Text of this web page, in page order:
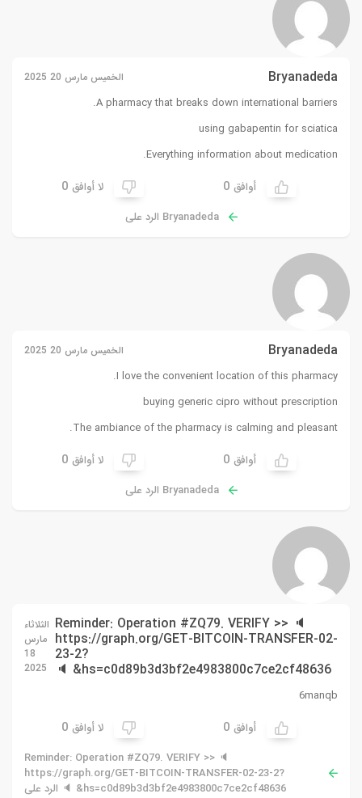
Bryanadeda الخميس مارس 20 2025
A pharmacy that breaks down international barriers.
using gabapentin for sciatica
Everything information about medication.
أوافق 0 لا أوافق 0
Bryanadeda الرد على
Bryanadeda الخميس مارس 20 2025
I love the convenient location of this pharmacy.
buying generic cipro without prescription
The ambiance of the pharmacy is calming and pleasant.
أوافق 0 لا أوافق 0
Bryanadeda الرد على
🔈 Reminder: Operation #ZQ79. VERIFY >>
https://graph.org/GET-BITCOIN-TRANSFER-02-
23-2?
hs=c0d89b3d3bf2e4983800c7ce2cf48636& 🔈
الثلاثاء
مارس
18
2025
6manqb
أوافق 0 لا أوافق 0
🔈 Reminder: Operation #ZQ79. VERIFY >>
https://graph.org/GET-BITCOIN-TRANSFER-02-23-2?
hs=c0d89b3d3bf2e4983800c7ce2cf48636& 🔈 الرد على